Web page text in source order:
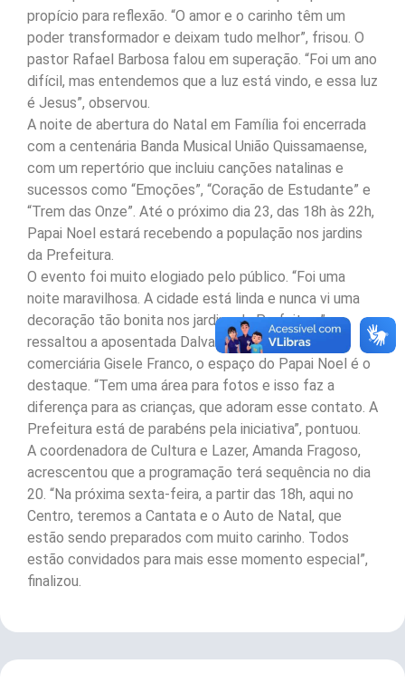
propício para reflexão. “O amor e o carinho têm um
poder transformador e deixam tudo melhor”, frisou. O
pastor Rafael Barbosa falou em superação. “Foi um ano
difícil, mas entendemos que a luz está vindo, e essa luz
é Jesus”, observou.
A noite de abertura do Natal em Família foi encerrada
com a centenária Banda Musical União Quissamaense,
com um repertório que incluiu canções natalinas e
sucessos como “Emoções”, “Coração de Estudante” e
“Trem das Onze”. Até o próximo dia 23, das 18h às 22h,
Papai Noel estará recebendo a população nos jardins
da Prefeitura.
O evento foi muito elogiado pelo público. “Foi uma
noite maravilhosa. A cidade está linda e nunca vi uma
decoração tão bonita nos jardins da Prefeitura”,
ressaltou a aposentada Dalva Rodrigues. Para a
comerciária Gisele Franco, o espaço do Papai Noel é o
destaque. “Tem uma área para fotos e isso faz a
diferença para as crianças, que adoram esse contato. A
Prefeitura está de parabéns pela iniciativa”, pontuou.
A coordenadora de Cultura e Lazer, Amanda Fragoso,
acrescentou que a programação terá sequência no dia
20. “Na próxima sexta-feira, a partir das 18h, aqui no
Centro, teremos a Cantata e o Auto de Natal, que
estão sendo preparados com muito carinho. Todos
estão convidados para mais esse momento especial”,
finalizou.